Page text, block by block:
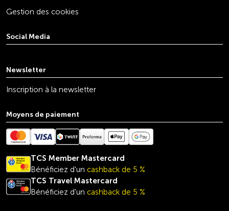
Gestion des cookies
Social Media
Newsletter
Inscription à la newsletter
Moyens de paiement
TCS Member Mastercard
Bénéficiez d'un cashback de 5 %
TCS Travel Mastercard
Bénéficiez d'un cashback de 5 %